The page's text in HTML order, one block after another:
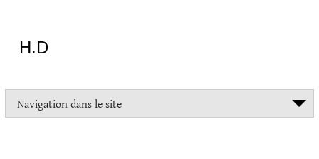
H.D
Navigation dans le site